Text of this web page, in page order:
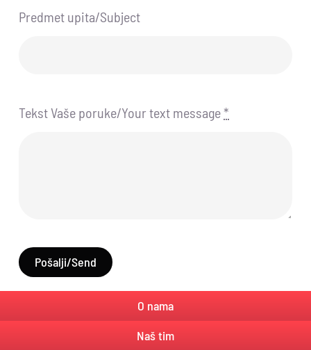
Predmet upita/Subject
Tekst Vaše poruke/Your text message *
Pošalji/Send
O nama
Naš tim